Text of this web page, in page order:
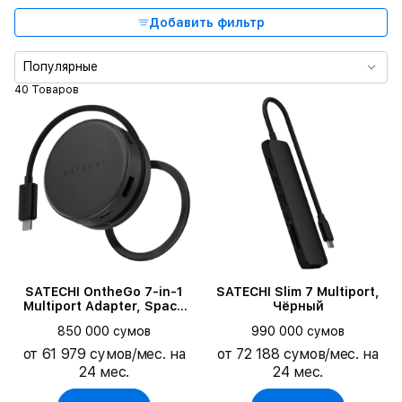
Добавить фильтр
40 Товаров
Популярные
SATECHI OntheGo 7-in-1
Multiport Adapter, Space
850 000 сумов
от 61 979 сумов/мес. на
24 мес.
SATECHI Slim 7 Multiport,
Чёрный
990 000 сумов
от 72 188 сумов/мес. на
24 мес.